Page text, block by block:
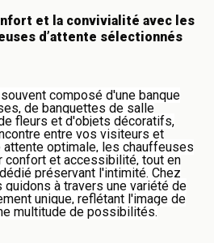
et la convivialité avec les
d’attente sélectionnés
composé d'une banque
de banquettes de salle
fleurs et d'objets décoratifs,
entre vos visiteurs et
attente optimale, les chauffeuses
confort et accessibilité, tout en
préservant l'intimité. Chez
guidons à travers une variété de
unique, reflétant l'image de
multitude de possibilités.